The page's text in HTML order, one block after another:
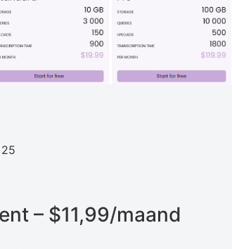
– ​​$11,99/maand